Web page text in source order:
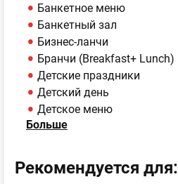
Банкетное меню
Банкетный зал
Бизнес-ланчи
Бранчи (Breakfast+ Lunch)
Детские праздники
Детский день
Детское меню
Еда на вынос
Летняя площадка
Больше
Рекомендуется для: